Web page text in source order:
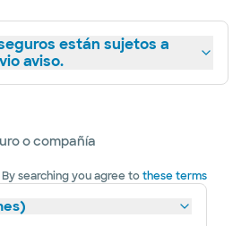
están sujetos a
aviso.
o compañía
By searching you agree tothese terms